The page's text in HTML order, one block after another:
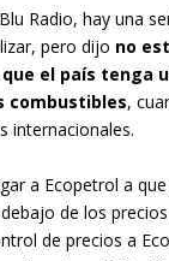
Radio, hay una
pero dijo no
el país tenga
combustibles,
internacionales.
a Ecopetrol a
de los
de precios a